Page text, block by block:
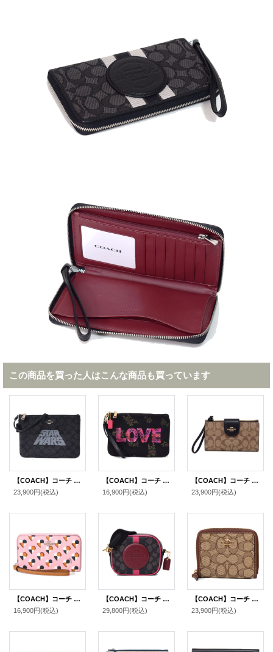
この商品を買った人はこんな商品も買っています
【COACH】コーチ コーティングキャンバス ペブルレザー スターウォーズ コラボ シグネチャー ロゴ モチーフ リストレット ギャラリー ポーチ クラッチ ミニ ハンドバッグ ブラックスモーク×ブラックマルチ〔日本未発売〕
23,900円(税込)
【COACH】コーチ キャンバス ぺブルレザー シグネチャー ジェイソン ネイラー グラフィック 花柄 フラワー フローラル リストレット ギャラリー ポーチ クラッチ ミニ ハンドバッグ ブラックマルチ〔日本未発売〕
16,900円(税込)
【COACH】コーチ コーティングキャンバス スムースレザー シグネチャー カラーブロック フォン iPhone スマホ テック ウォレット リストレット 財布 カーキ×ブラック〔日本未発売〕
23,900円(税込)
【COACH】コーチ コーティング キャンパス レザー ハート柄 プリント フォン クラッチ ウォレット iPhone スマホ マルチ 財布 ブラッシュマルチ（日本未発売）
16,900円(税込)
【COACH】コーチ ジャガード ぺブルレザー シグネチャー ミニ デンプシー ストライプ ロゴ パッチ カメラバッグ クロスボディ 斜め掛け 2way クラッチ ショルダーバッグ ブラック×ワインマルチ（日本未発売）
29,800円(税込)
【COACH】コーチ ジャガード レザー シグネチャー ロゴ スモール ジップ アラウンド ウォレット 二つ折り 財布 カーキ×サドルマルチ〔日本未発売〕
23,900円(税込)